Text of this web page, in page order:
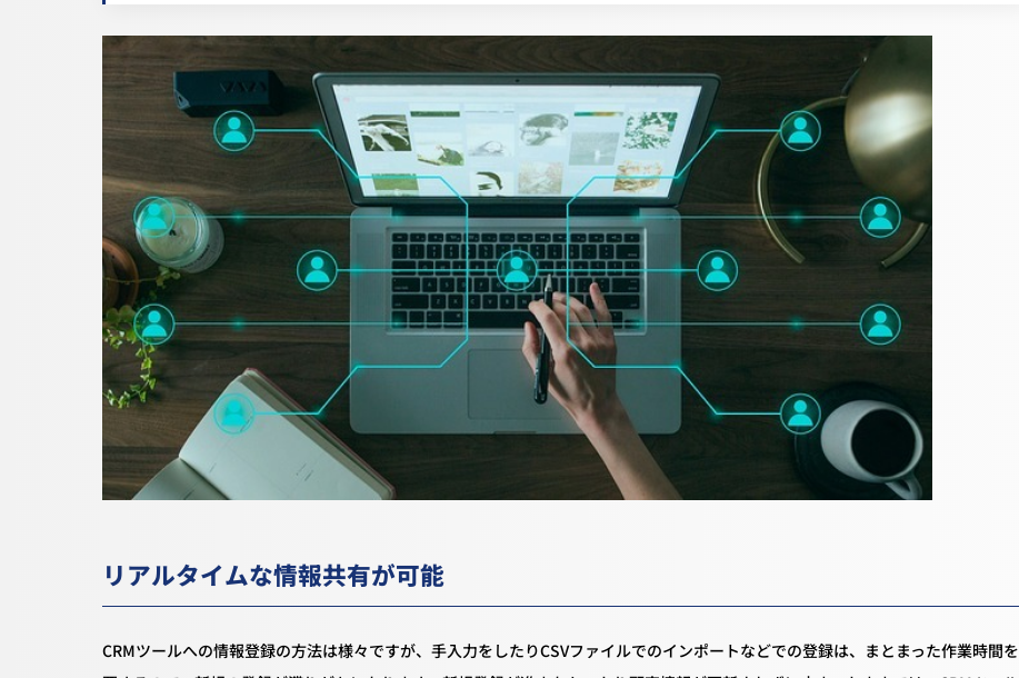
リアルタイムな情報共有が可能
CRMツールへの情報登録の方法は様々ですが、手入力をしたりCSVファイルでのインポートなどでの登録は、まとまった作業時間を